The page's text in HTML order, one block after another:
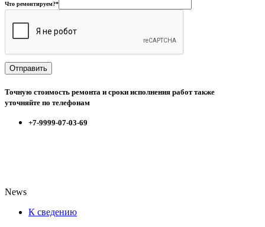
Что ремонтируем?*
Точную стоимость ремонта и сроки исполнения работ также
уточняйте по телефонам
+7-9999-07-03-69
News
К сведению